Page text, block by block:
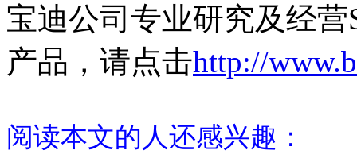
宝迪公司专业研究及经营
产品，请点击http://
阅读本文的人还感兴趣：